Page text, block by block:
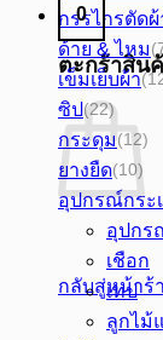
0
ตะกร้าสิน
กลับสู่หน้าร้
กรรไกรตัดผ้
ด้าย & ไหม
เข็มเย็บผ้า
ซิป (22)
กระดุม(12)
ยางยืด(10)
อุปกรณ์กระ
อุปกร
เชือก
เทป
ลูกไม้